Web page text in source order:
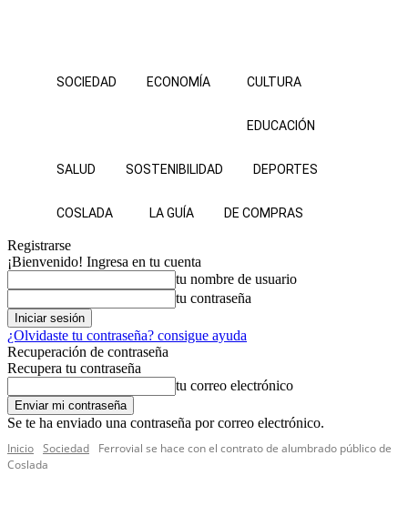
SOCIEDAD ECONOMÍA CULTURA
EDUCACIÓN
SALUD SOSTENIBILIDAD DEPORTES
COSLADA LA GUÍA DE COMPRAS
Registrarse
¡Bienvenido! Ingresa en tu cuenta
tu nombre de usuario
tu contraseña
¿Olvidaste tu contraseña? consigue ayuda
Recuperación de contraseña
Recupera tu contraseña
tu correo electrónico
Se te ha enviado una contraseña por correo electrónico.
Inicio Sociedad
Ferrovial se hace con el contrato de alumbrado público de
Coslada